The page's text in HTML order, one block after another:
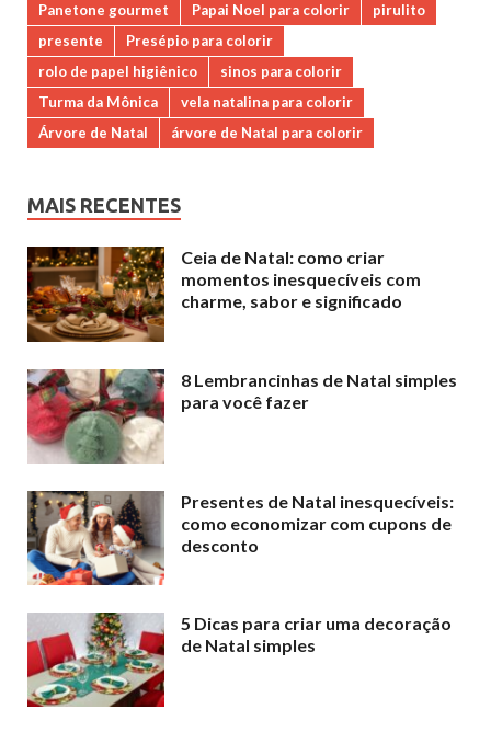
Panetone gourmet
Papai Noel para colorir
pirulito
presente
Presépio para colorir
rolo de papel higiênico
sinos para colorir
Turma da Mônica
vela natalina para colorir
Árvore de Natal
árvore de Natal para colorir
MAIS RECENTES
Ceia de Natal: como criar
momentos inesquecíveis com
charme, sabor e significado
8 Lembrancinhas de Natal simples
para você fazer
Presentes de Natal inesquecíveis:
como economizar com cupons de
desconto
5 Dicas para criar uma decoração
de Natal simples